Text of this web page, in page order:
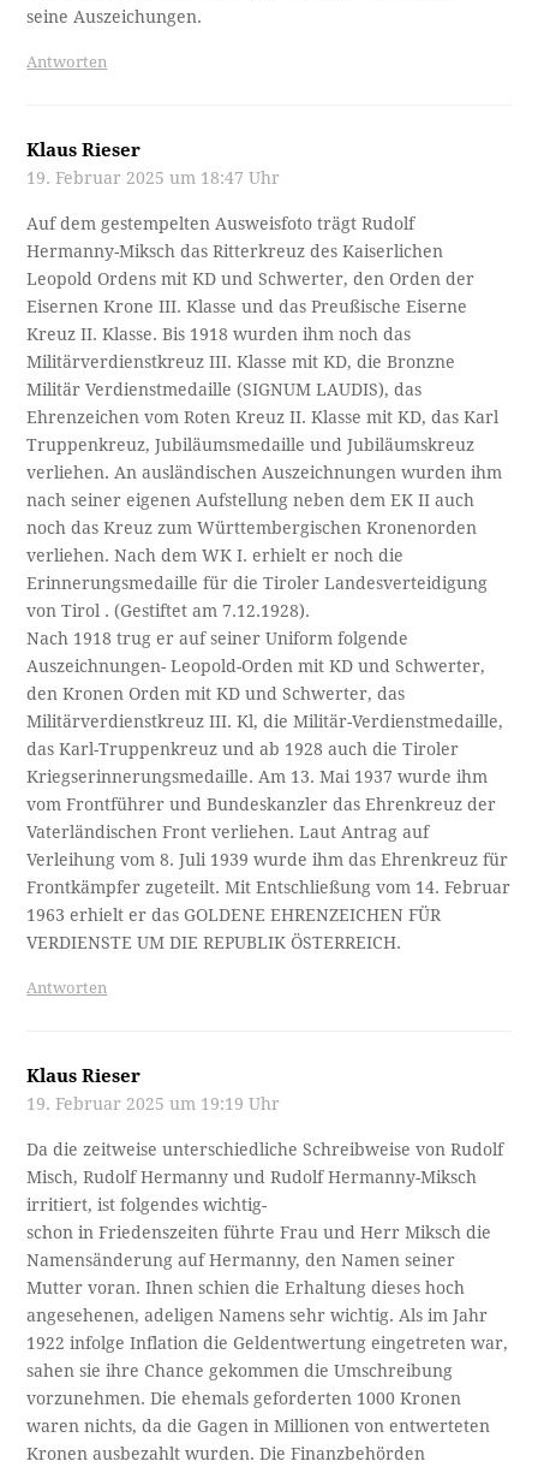
seine Auszeichungen.
Antworten
Klaus Rieser
19. Februar 2025 um 18:47 Uhr
Auf dem gestempelten Ausweisfoto trägt Rudolf
Hermanny-Miksch das Ritterkreuz des Kaiserlichen
Leopold Ordens mit KD und Schwerter, den Orden der
Eisernen Krone III. Klasse und das Preußische Eiserne
Kreuz II. Klasse. Bis 1918 wurden ihm noch das
Militärverdienstkreuz III. Klasse mit KD, die Bronzne
Militär Verdienstmedaille (SIGNUM LAUDIS), das
Ehrenzeichen vom Roten Kreuz II. Klasse mit KD, das Karl
Truppenkreuz, Jubiläumsmedaille und Jubiläumskreuz
verliehen. An ausländischen Auszeichnungen wurden ihm
nach seiner eigenen Aufstellung neben dem EK II auch
noch das Kreuz zum Württembergischen Kronenorden
verliehen. Nach dem WK I. erhielt er noch die
Erinnerungsmedaille für die Tiroler Landesverteidigung
von Tirol . (Gestiftet am 7.12.1928).
Nach 1918 trug er auf seiner Uniform folgende
Auszeichnungen- Leopold-Orden mit KD und Schwerter,
den Kronen Orden mit KD und Schwerter, das
Militärverdienstkreuz III. Kl, die Militär-Verdienstmedaille,
das Karl-Truppenkreuz und ab 1928 auch die Tiroler
Kriegserinnerungsmedaille. Am 13. Mai 1937 wurde ihm
vom Frontführer und Bundeskanzler das Ehrenkreuz der
Vaterländischen Front verliehen. Laut Antrag auf
Verleihung vom 8. Juli 1939 wurde ihm das Ehrenkreuz für
Frontkämpfer zugeteilt. Mit Entschließung vom 14. Februar
1963 erhielt er das GOLDENE EHRENZEICHEN FÜR
VERDIENSTE UM DIE REPUBLIK ÖSTERREICH.
Antworten
Klaus Rieser
19. Februar 2025 um 19:19 Uhr
Da die zeitweise unterschiedliche Schreibweise von Rudolf
Misch, Rudolf Hermanny und Rudolf Hermanny-Miksch
irritiert, ist folgendes wichtig-
schon in Friedenszeiten führte Frau und Herr Miksch die
Namensänderung auf Hermanny, den Namen seiner
Mutter voran. Ihnen schien die Erhaltung dieses hoch
angesehenen, adeligen Namens sehr wichtig. Als im Jahr
1922 infolge Inflation die Geldentwertung eingetreten war,
sahen sie ihre Chance gekommen die Umschreibung
vorzunehmen. Die ehemals geforderten 1000 Kronen
waren nichts, da die Gagen in Millionen von entwerteten
Kronen ausbezahlt wurden. Die Finanzbehörden